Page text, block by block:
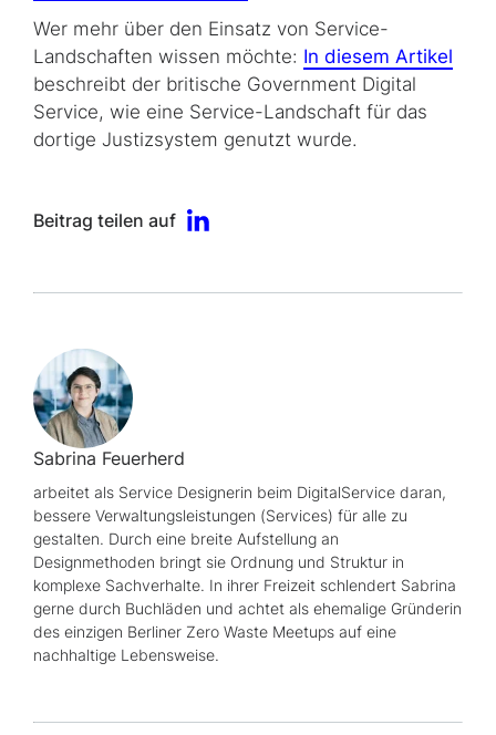
Wer mehr über den Einsatz von Service-
Landschaften wissen möchte: In diesem Artikel
beschreibt der britische Government Digital
Service, wie eine Service-Landschaft für das
dortige Justizsystem genutzt wurde.
Beitrag teilen auf
Sabrina Feuerherd
arbeitet als Service Designerin beim DigitalService daran,
bessere Verwaltungsleistungen (Services) für alle zu
gestalten. Durch eine breite Aufstellung an
Designmethoden bringt sie Ordnung und Struktur in
komplexe Sachverhalte. In ihrer Freizeit schlendert Sabrina
gerne durch Buchläden und achtet als ehemalige Gründerin
des einzigen Berliner Zero Waste Meetups auf eine
nachhaltige Lebensweise.